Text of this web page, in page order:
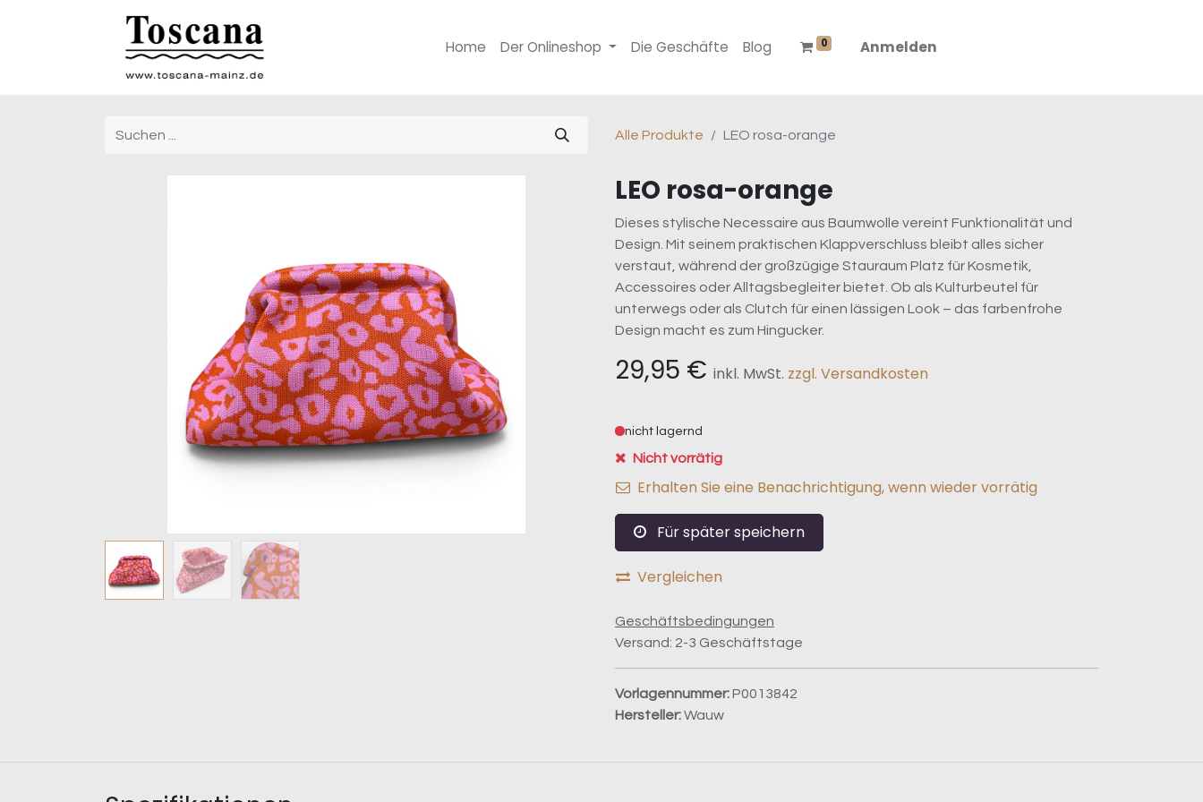
Home Der Onlineshop Die Geschäfte Blog 0 Anmelden
Alle Produkte LEO rosa-orange
LEO rosa-orange
Dieses stylische Necessaire aus Baumwolle vereint Funktionalität und
Design. Mit seinem praktischen Klappverschluss bleibt alles sicher
verstaut, während der großzügige Stauraum Platz für Kosmetik,
Accessoires oder Alltagsbegleiter bietet. Ob als Kulturbeutel für
unterwegs oder als Clutch für einen lässigen Look – das farbenfrohe
Design macht es zum Hingucker.
29,95 € inkl. MwSt. zzgl. Versandkosten
nicht lagernd
Nicht vorrätig
Erhalten Sie eine Benachrichtigung, wenn wieder vorrätig
Für später speichern
Vergleichen
Geschäftsbedingungen
Versand: 2-3 Geschäftstage
Vorlagennummer:P0013842
Hersteller:Wauw